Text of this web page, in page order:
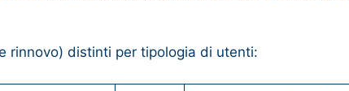
rinnovo) distinti per tipologia di utenti: